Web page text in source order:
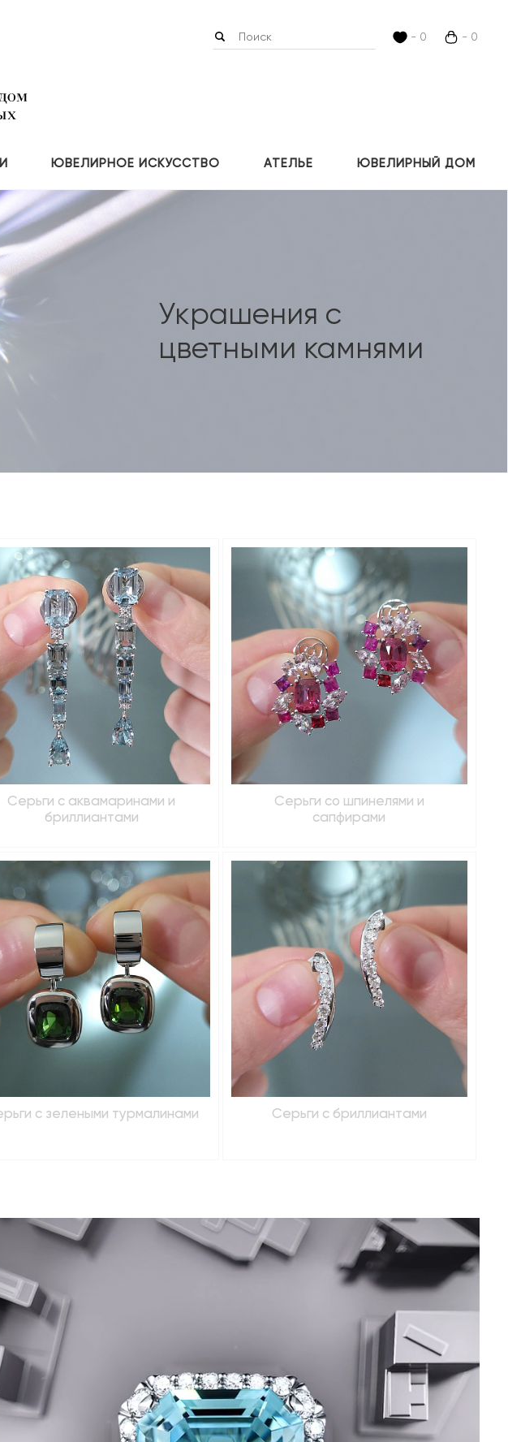
- 0 - 0
ЮВЕЛИРНОЕ ИСКУССТВО АТЕЛЬЕ ЮВЕЛИРНЫЙ ДОМ
Украшения с
цветными камнями
Серьги с аквамаринами и
бриллиантами
Серьги со шпинелями и
сапфирами
с зелеными турмалинами Серьги с бриллиантами